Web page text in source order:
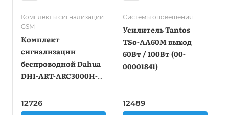
Комплекты сигнализации
GSM
Комплект
сигнализации
беспроводной Dahua
DHI-ART-ARC3000H-
12726
Системы оповещения
Усилитель Tantos
TSo-AA60M выход
60Вт / 100Вт (00-
00001841)
12489